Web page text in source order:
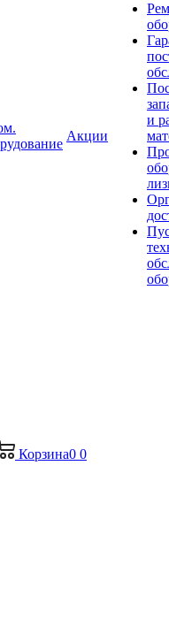
Акции
и
Корзина0 0